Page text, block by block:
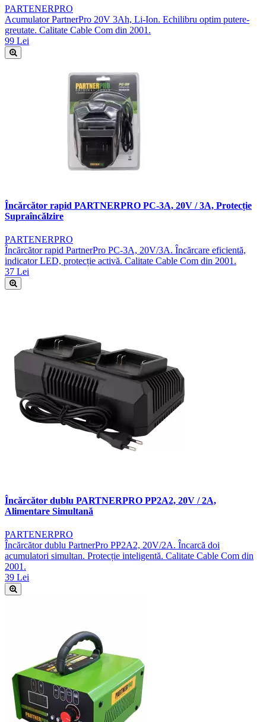
PARTENERPRO
Acumulator PartnerPro 20V 3Ah, Li-Ion. Echilibru optim putere-
greutate. Calitate Cable Com din 2001.
99 Lei
Încărcător rapid PARTNERPRO PC-3A, 20V / 3A, Protecție
Supraîncălzire
PARTENERPRO
Încărcător rapid PartnerPro PC-3A, 20V/3A. Încărcare eficientă,
indicator LED, protecție activă. Calitate Cable Com din 2001.
37 Lei
Încărcător dublu PARTNERPRO PP2A2, 20V / 2A,
Alimentare Simultană
PARTENERPRO
Încărcător dublu PartnerPro PP2A2, 20V/2A. Încarcă doi
acumulatori simultan. Protecție inteligentă. Calitate Cable Com din
2001.
39 Lei